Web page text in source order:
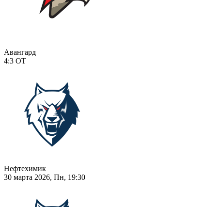
Авангард
4:3 ОТ
Нефтехимик
30 марта 2026, Пн, 19:30